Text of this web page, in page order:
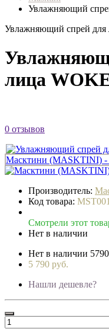
Увлажняющий
Увлажняющий спрей
лица
0 отзывов
Производитель:
Код товара: MST001
Смотрели этот
Нет в наличии
Нет в наличии 5790
5 790 руб.
Нашли дешевле?